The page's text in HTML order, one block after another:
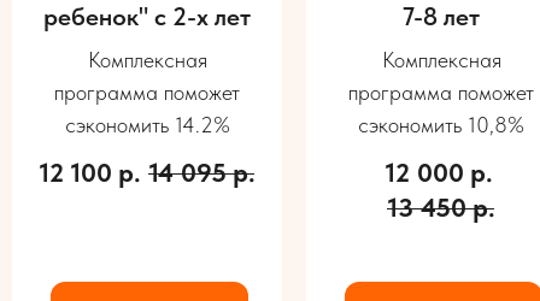
ребенок" с 2-х лет
Комплексная
программа поможет
сэкономить 14.2%
12 100 р. 14 095р.
7-8 лет
Комплексная
программа поможет
сэкономить 10,8%
12 000 р.
13 450р.